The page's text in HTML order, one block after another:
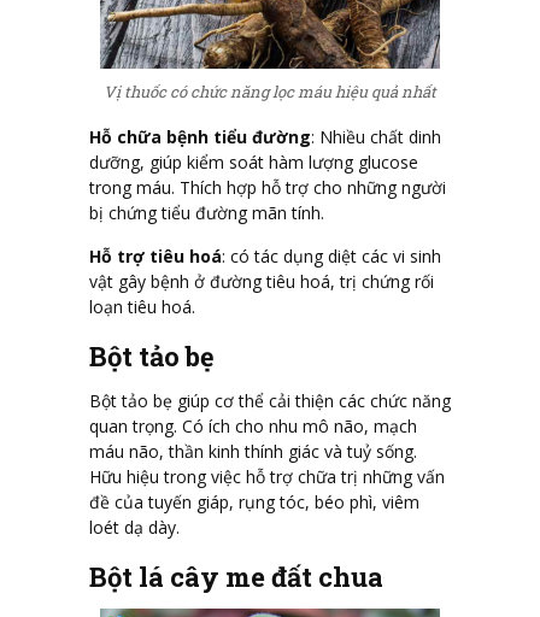
Vị thuốc có chức năng lọc máu hiệu quả nhất
Hỗ chữa bệnh tiểu đường: Nhiều chất dinh
dưỡng, giúp kiểm soát hàm lượng glucose
trong máu. Thích hợp hỗ trợ cho những người
bị chứng tiểu đường mãn tính.
Hỗ trợ tiêu hoá: có tác dụng diệt các vi sinh
vật gây bệnh ở đường tiêu hoá, trị chứng rối
loạn tiêu hoá.
Bột tảo bẹ
Bột tảo bẹ giúp cơ thể cải thiện các chức năng
quan trọng. Có ích cho nhu mô não, mạch
máu não, thần kinh thính giác và tuỷ sống.
Hữu hiệu trong việc hỗ trợ chữa trị những vấn
đề của tuyến giáp, rụng tóc, béo phì, viêm
loét dạ dày.
Bột lá cây me đất chua